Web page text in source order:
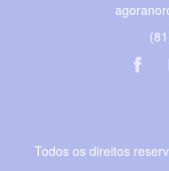
Todos os direitos